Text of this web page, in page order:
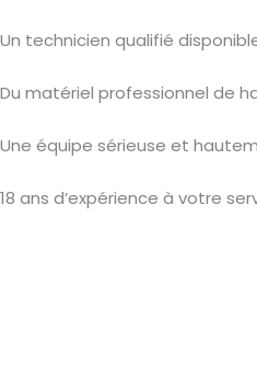
Un technicien qualifié
Du matériel professionnel de
Une équipe sérieuse et
18 ans d’expérience à votre